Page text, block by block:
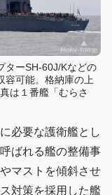
ターSH-60J/Kなどの
容可能。格納庫の上
は１番艦「むらさ
必要な護衛艦とし
ばれる艦の整備事
マストを傾斜させ
対策を採用した艦